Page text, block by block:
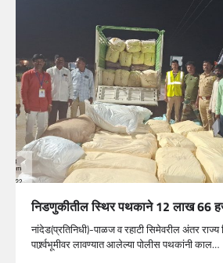
निडणुकीतील स्थिर पथकाने 12 लाख 66
नांदेड(प्रतिनिधी)-पाळज व रहाटी सिमेवरील अंतर
पार्श्र्वभूमीवर लावण्यात आलेल्या पोलीस पथकांनी काल…